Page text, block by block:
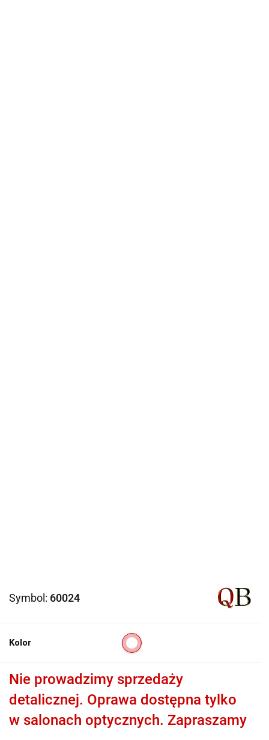
Symbol: 60024
Kolor
Nie prowadzimy sprzedaży
detalicznej. Oprawa dostępna tylko
w salonach optycznych. Zapraszamy